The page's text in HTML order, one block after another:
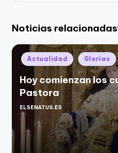
Noticias relacionadas
Publicado
en
Actualidad Glorias
Hoy comienzan los
Pastora
Publicado
por
ELSENATUS.ES